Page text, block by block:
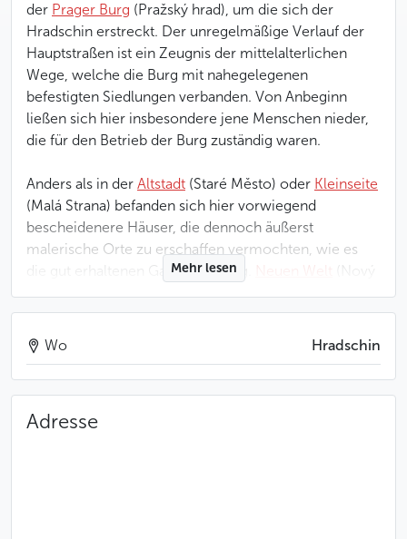
der Prager Burg (Pražský hrad), um die sich der
Hradschin erstreckt. Der unregelmäßige Verlauf der
Hauptstraßen ist ein Zeugnis der mittelalterlichen
Wege, welche die Burg mit nahegelegenen
befestigten Siedlungen verbanden. Von Anbeginn
ließen sich hier insbesondere jene Menschen nieder,
die für den Betrieb der Burg zuständig waren.
Anders als in der Altstadt (Staré Město) oder Kleinseite
(Malá Strana) befanden sich hier vorwiegend
bescheidenere Häuser, die dennoch äußerst
malerische Orte zu erschaffen vermochten, wie es
die gut erhaltenen Gassen der sog.
Neuen Welt
(Nový
Svět) beweisen. Die unmittelbare Nähe der Burg
weckte logischerweise das Interesse des Adels, der ab
dem 16. Jahrhundert prunkvolle Paläste errichten ließ,
wie auf dem Hradschiner Platz (Hradčanské náměstí),
aber auch entlang der Hauptstraße, die sich
gemächlich in Richtung des ViertelsStrahovhebt.
Mehr lesen
Wo Hradschin
Adresse